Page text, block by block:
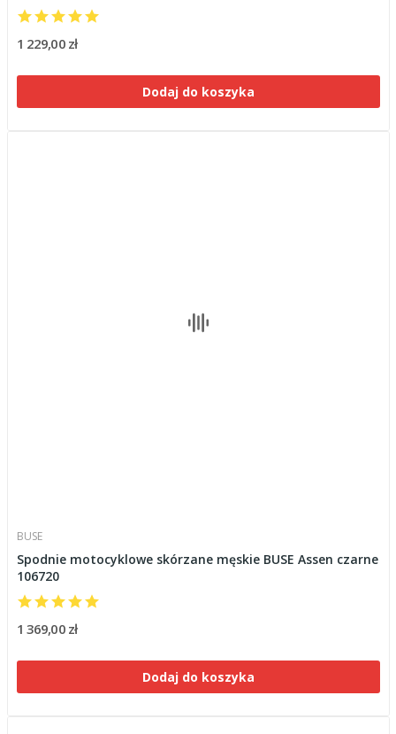
1 229,00 zł
Dodaj do koszyka
BUSE
Spodnie motocyklowe skórzane męskie BUSE Assen czarne
106720
1 369,00 zł
Dodaj do koszyka